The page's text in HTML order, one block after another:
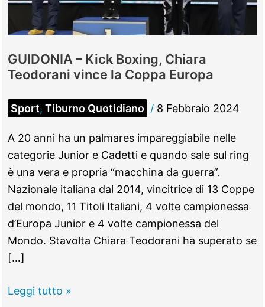
GUIDONIA – Kick Boxing, Chiara
Teodorani vince la Coppa Europa
Sport, Tiburno Quotidiano / 8 Febbraio 2024
A 20 anni ha un palmares impareggiabile nelle
categorie Junior e Cadetti e quando sale sul ring
è una vera e propria “macchina da guerra”.
Nazionale italiana dal 2014, vincitrice di 13 Coppe
del mondo, 11 Titoli Italiani, 4 volte campionessa
d’Europa Junior e 4 volte campionessa del
Mondo. Stavolta Chiara Teodorani ha superato se
[…]
GUIDONIA
Leggi tutto »